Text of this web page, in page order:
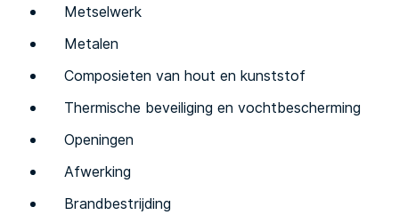
Metselwerk
Metalen
Composieten van hout en kunststof
Thermische beveiliging en vochtbescherming
Openingen
Afwerking
Brandbestrijding